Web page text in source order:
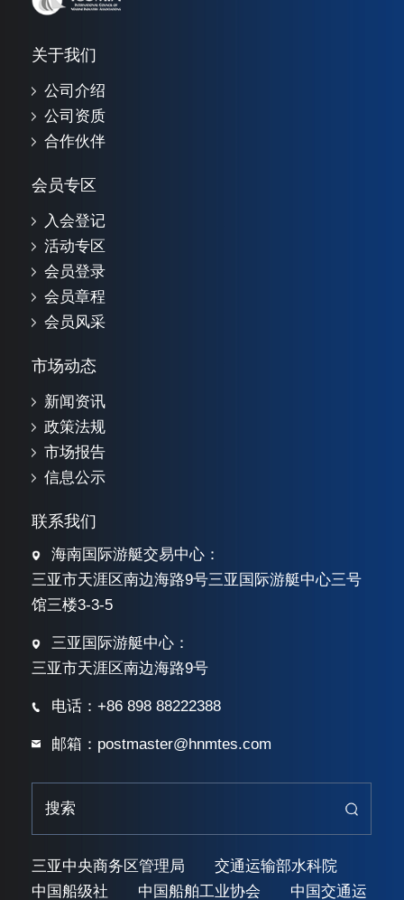
关于我们
公司介绍
公司资质
合作伙伴
会员专区
入会登记
活动专区
会员登录
会员章程
会员风采
市场动态
新闻资讯
政策法规
市场报告
信息公示
联系我们
海南国际游艇交易中心：
三亚市天涯区南边海路9号三亚国际游艇中心三号
馆三楼3-3-5
三亚国际游艇中心：
三亚市天涯区南边海路9号
电话：+86 898 88222388
邮箱：postmaster@hnmtes.com
三亚中央商务区管理局
交通运输部水科院
中国船级社
中国船舶工业协会 中国交通运